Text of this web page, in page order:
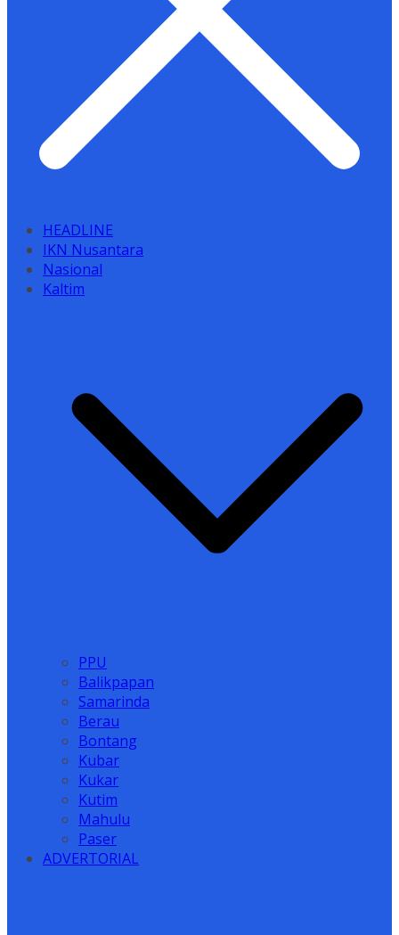
HEADLINE
IKN Nusantara
Nasional
Kaltim
PPU
Balikpapan
Samarinda
Berau
Bontang
Kubar
Kukar
Kutim
Mahulu
Paser
ADVERTORIAL